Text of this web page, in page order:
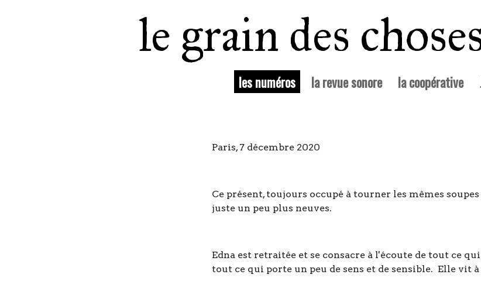
le grain des
les numéros(courante)
la revue sonore la coopérative
Paris, 7 décembre 2020
Ce présent, toujours occupé à tourner les mêmes soupes
juste un peu plus neuves.
Edna est retraitée et se consacre à l'écoute de tout ce qui
tout ce qui porte un peu de sens et de sensible. Elle vit à